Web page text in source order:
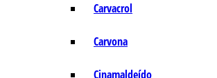
Carvacrol
Carvona
Cinamaldeído